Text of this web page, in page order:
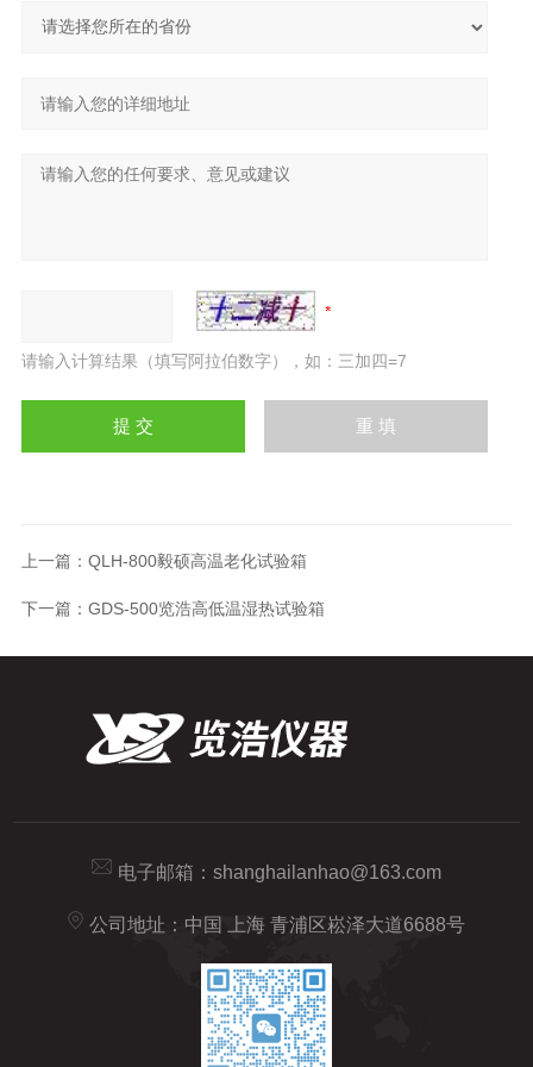
请输入计算结果（填写阿拉伯数字），如：三加四=7
上一篇： QLH-800毅硕高温老化试验箱
下一篇： GDS-500览浩高低温湿热试验箱
电子邮箱： shanghailanhao@163.com
公司地址：中国 上海 青浦区崧泽大道6688号